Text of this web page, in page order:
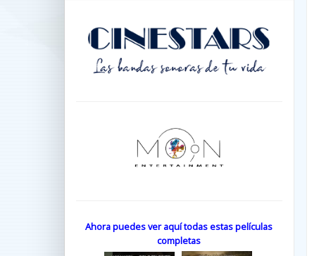
Ahora puedes ver aquí todas estas películas
completas